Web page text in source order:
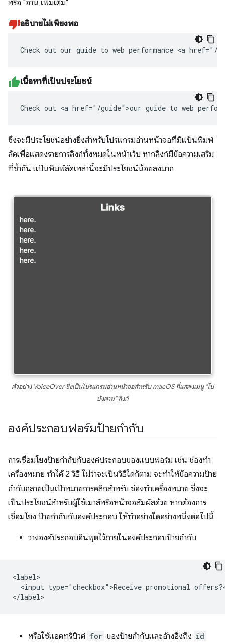
หรือ "อ่าน เพิ่มเติม"
อธิบายไม่เพียงพอ
Check out our guide to web performance <a href="/
เนื้อหาที่เป็นประโยชน์
Check out <a href="/guide">our guide to web
ซึ่งจะมีประโยชน์อย่างยิ่งสำหรับโปรแกรมอ่านหน้าจอที่มีแป้นพิมพ์
ลัดเพื่อแสดงรายการลิงก์ทั้งหมดในหน้าเว็บ หากลิงก์มีข้อความเสริม
ที่ซ้ำกัน แป้นพิมพ์ลัดเหล่านี้จะมีประโยชน์น้อยลงมาก
ตัวอย่าง VoiceOver ซึ่งเป็นโปรแกรมอ่านหน้าจอสำหรับ macOS ที่แสดงเมนู "ไป
ยังตาม" ลิงก์
องค์ประกอบฟอร์มป้ายกำกับ
การเชื่อมโยงป้ายกำกับกับองค์ประกอบของแบบฟอร์ม เช่น ช่องทำ
เครื่องหมาย ทำได้ 2 วิธี ไม่ว่าจะเป็นวิธีใดก็ตาม จะทำให้ข้อความป้าย
กำกับกลายเป็นเป้าหมายการคลิกสำหรับ ช่องทำเครื่องหมาย ซึ่งจะ
เป็นประโยชน์สำหรับผู้ใช้เมาส์หรือหน้าจอสัมผัสด้วย หากต้องการ
เชื่อมโยง ป้ายกำกับกับองค์ประกอบ ให้ทำอย่างใดอย่างหนึ่งต่อไปนี้
วางองค์ประกอบอินพุตไว้ภายในองค์ประกอบป้ายกำกับ
<label>
<input type="checkbox">Receive promotional
หรือใช้แอตทริบิวต์ for ของป้ายกำกับและอ้างอิงถึง id